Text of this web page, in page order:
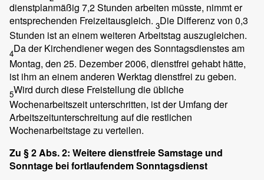
dienstplanmäßig 7,2 Stunden arbeiten müsste, nimmt er
entsprechenden Freizeitausgleich. 3Die Differenz von 0,3
Stunden ist an einem weiteren Arbeitstag auszugleichen.
4Da der Kirchendiener wegen des Sonntagsdienstes am
Montag, den 25. Dezember 2006, dienstfrei gehabt hätte,
ist ihm an einem anderen Werktag dienstfrei zu geben.
5Wird durch diese Freistellung die übliche
Wochenarbeitszeit unterschritten, ist der Umfang der
Arbeitszeitunterschreitung auf die restlichen
Wochenarbeitstage zu verteilen.
Zu § 2 Abs. 2: Weitere dienstfreie Samstage und
Sonntage bei fortlaufendem Sonntagsdienst